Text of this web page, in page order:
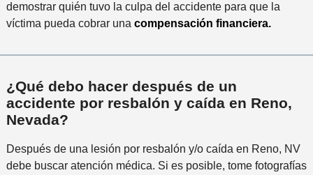
demostrar quién tuvo la culpa del accidente para que la
víctima pueda cobrar una compensación financiera.
¿Qué debo hacer después de un
accidente por resbalón y caída en Reno,
Nevada?
Después de una lesión por resbalón y/o caída en Reno, NV
debe buscar atención médica. Si es posible, tome fotografías